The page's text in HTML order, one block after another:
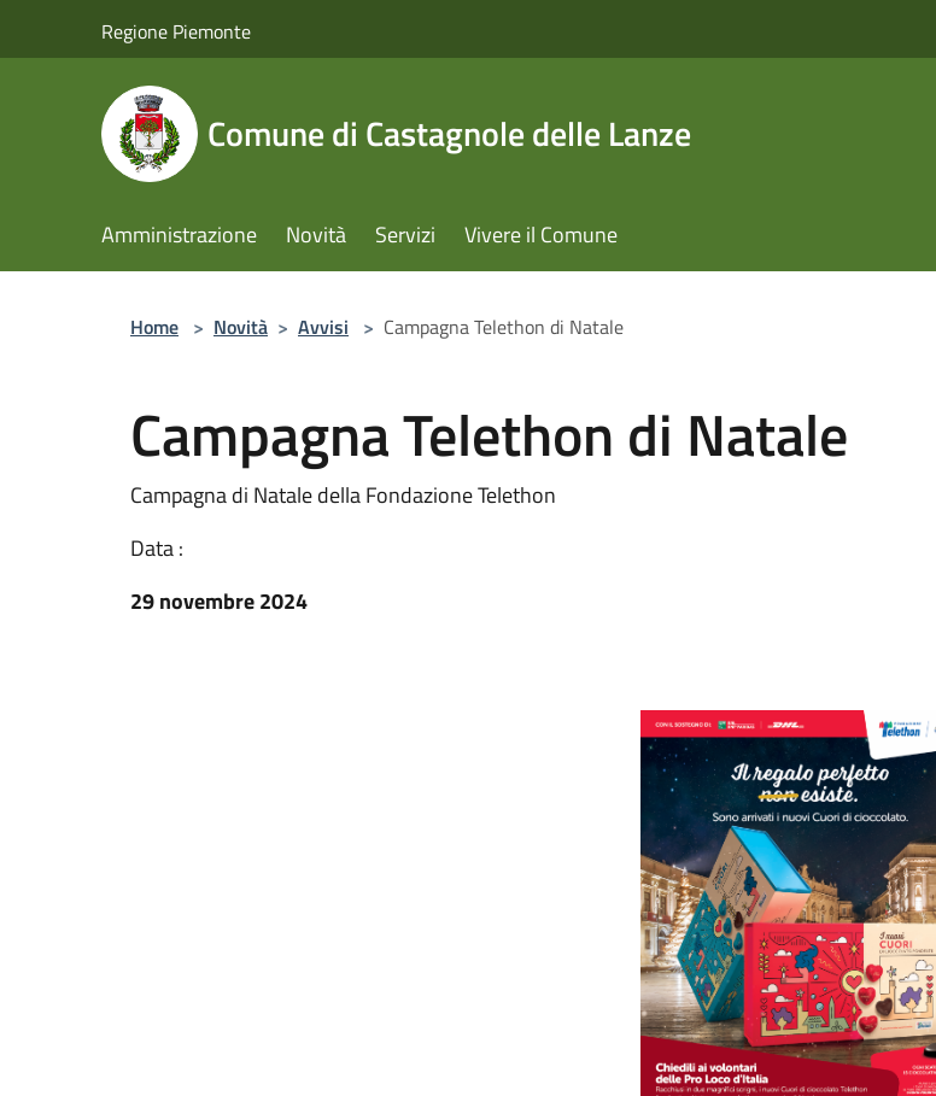
Regione Piemonte
Comune di Castagnole delle Lanze
Amministrazione Novità Servizi Vivere il Comune
Home > Novità > Avvisi > Campagna Telethon di Natale
Campagna Telethon di Natale
Campagna di Natale della Fondazione Telethon
Data :
29 novembre 2024